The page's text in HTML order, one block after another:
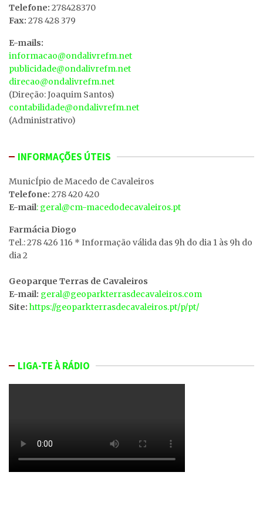
Telefone: 278428370
Fax: 278 428 379
E-mails:
informacao@ondalivrefm.net
publicidade@ondalivrefm.net
direcao@ondalivrefm.net
(Direção: Joaquim Santos)
contabilidade@ondalivrefm.net
(Administrativo)
INFORMAÇÕES ÚTEIS
MunicÍpio de Macedo de Cavaleiros
Telefone: 278 420 420
E-mail: geral@cm-macedodecavaleiros.pt
Farmácia Diogo
Tel.: 278 426 116 * Informação válida das 9h do dia 1 às 9h do
dia 2
Geoparque Terras de Cavaleiros
E-mail: geral@geoparkterrasdecavaleiros.com
Site: https://geoparkterrasdecavaleiros.pt/p/pt/
LIGA-TE À RÁDIO